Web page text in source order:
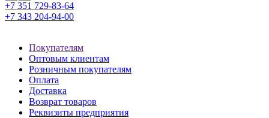
+7 351 729-83-64
+7 343 204-94-00
Покупателям
Оптовым клиентам
Розничным покупателям
Оплата
Доставка
Возврат товаров
Реквизиты предприятия